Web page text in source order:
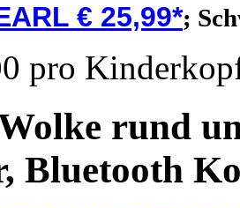
€ 25,99*;
pro
rund
Bluetooth